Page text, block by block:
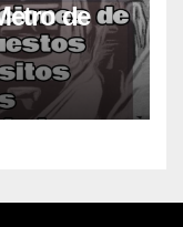
de